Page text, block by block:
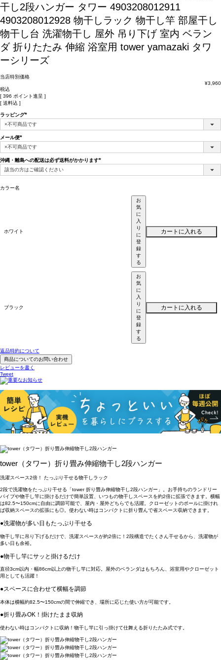
干し2段ハンガー タワー 4903208012911
4903208012928 物干しラック 物干し竿 部屋干し
物干し台 洗濯物干し 屋外 吊り下げ 室内 ベラン
ダ 折りたたみ 伸縮 浴室用 tower yamazaki タワ
ーシリーズ
当店特別価格
¥3,960
税込
[ 396 ポイント進呈 ]
送料込
ラッピング
(必
須)
メール便
(必
須)
沖縄・離島への配送は必ず送料がかかります
須)
カラー名
ホワイト
お
気
に
入
り
に
登
録
す
る
カートに入れる
ブラック
お
気
に
入
り
に
登
録
す
る
カートに入れる
返品特約について
商品についてのお問い合わせ
レビューを書く
Tweet
tower（タワー）折り畳み伸縮物干し2段ハンガー
洗濯スペース2倍！ たっぷり干せる物干しラック
2段で洗濯物をたっぷり干せる「tower 折り畳み伸縮物干し2段ハンガー」。お手持ちのランドリー
パイプや物干し竿に掛けるだけで簡単設置、いつもの物干しスペースを約2倍に拡張できます。横幅
は82.5〜150cmに自由に調節可能で、屋内・屋外どちらでも活躍。クローゼットのポールに掛けれ
ば収納スペースの拡張にも◎。使わない時はコンパクトに折り畳んで省スペース収納できます。
●洗濯物が多い日もたっぷり干せる
物干し竿に吊り下げるだけで、洗濯スペースが約2倍に！2段構造でたくさん干せるから、洗濯物が
多い日も余裕。
●物干し竿にサッと掛けるだけ
直径3cm以内・幅86cm以上の物干し竿に対応。屋外のベランダはもちろん、浴室用やクローゼット
用としても活躍！
●スペースに合わせて横幅を調節
本体は横幅約82.5〜150cmの間で伸縮でき、場所に応じた使い方が可能です。
●折り畳みOK！掛けたまま収納
使わない時はコンパクトに収納！物干し竿に引っ掛けて仕舞える折りたたみ式です。